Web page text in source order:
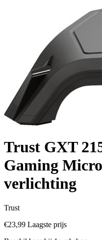
Trust GXT
Gaming
verlichting
Trust
€23,99 Laagste prijs